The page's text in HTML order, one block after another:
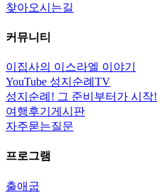
찾아오시는길
커뮤니티
이집사의 이스라엘 이야기
YouTube 성지순례TV
성지순례! 그 준비부터가 시작!
여행후기게시판
자주묻는질문
프로그램
출애굽